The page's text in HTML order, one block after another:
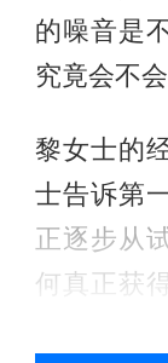
的噪音是
究竟会不
黎女士的
士告诉第
正逐步从
何真正获